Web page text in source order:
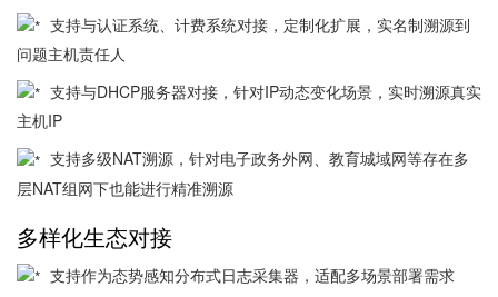
支持与认证系统、计费系统对接，定制化扩展，实名制溯源到
问题主机责任人
支持与DHCP服务器对接，针对IP动态变化场景，实时溯源真实
主机IP
支持多级NAT溯源，针对电子政务外网、教育城域网等存在多
层NAT组网下也能进行精准溯源
多样化生态对接
支持作为态势感知分布式日志采集器，适配多场景部署需求